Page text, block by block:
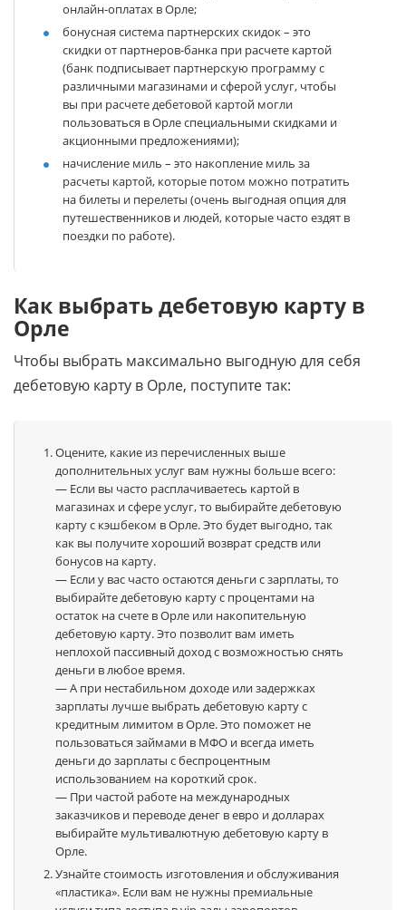
онлайн-оплатах в Орле;
бонусная система партнерских скидок – это
скидки от партнеров-банка при расчете картой
(банк подписывает партнерскую программу с
различными магазинами и сферой услуг, чтобы
вы при расчете дебетовой картой могли
пользоваться в Орле специальными скидками и
акционными предложениями);
начисление миль – это накопление миль за
расчеты картой, которые потом можно потратить
на билеты и перелеты (очень выгодная опция для
путешественников и людей, которые часто ездят в
поездки по работе).
Как выбрать дебетовую карту в
Орле
Чтобы выбрать максимально выгодную для себя
дебетовую карту в Орле, поступите так:
Оцените, какие из перечисленных выше
дополнительных услуг вам нужны больше всего:
— Если вы часто расплачиваетесь картой в
магазинах и сфере услуг, то выбирайте дебетовую
карту с кэшбеком в Орле. Это будет выгодно, так
как вы получите хороший возврат средств или
бонусов на карту.
— Если у вас часто остаются деньги с зарплаты, то
выбирайте дебетовую карту с процентами на
остаток на счете в Орле или накопительную
дебетовую карту. Это позволит вам иметь
неплохой пассивный доход с возможностью снять
деньги в любое время.
— А при нестабильном доходе или задержках
зарплаты лучше выбрать дебетовую карту с
кредитным лимитом в Орле. Это поможет не
пользоваться займами в МФО и всегда иметь
деньги до зарплаты с беспроцентным
использованием на короткий срок.
— При частой работе на международных
заказчиков и переводе денег в евро и долларах
выбирайте мультивалютную дебетовую карту в
Орле.
Узнайте стоимость изготовления и обслуживания
«пластика». Если вам не нужны премиальные